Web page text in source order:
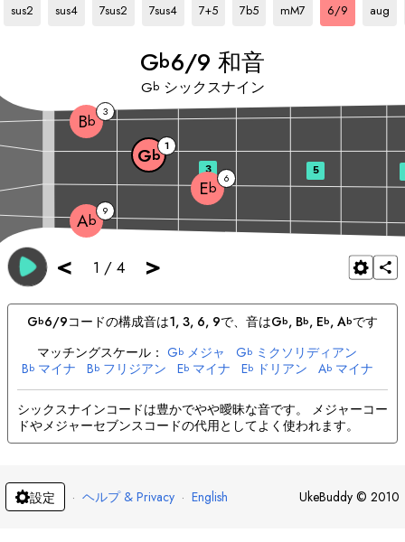
sus2
sus4
7sus2
7sus4
7+5
7b5
mM7
6/9
aug
Gb6/9 和音
Gb シックスナイン
< 1 / 4 >
Ab 9
Eb 6
Gb 1
Bb 3
3 5
Gb6/9コードの構成音は1, 3, 6, 9で、音はGb, Bb, Eb, Abです
マッチングスケール： Gb メジャ Gb ミクソリディアン
Bb マイナ Bb フリジアン Eb マイナ Eb ドリアン Ab マイナ
A ドリアン
シックスナインコードは豊かでやや曖昧な音です。 メジャーコー
ドやメジャーセブンスコードの代用としてよく使われます。
設定 · ヘルプ & Privacy · English UkeBuddy © 2010